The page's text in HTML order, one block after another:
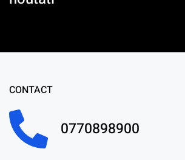
CONTACT
0770898900